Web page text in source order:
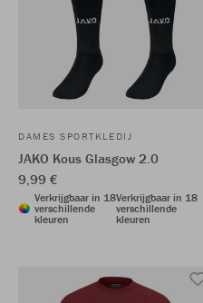
DAMES SPORTKLEDIJ
JAKO Kous Glasgow 2.0
9,99 €
Verkrijgbaar in 18
verschillende
kleuren
Verkrijgbaar in 18
verschillende
kleuren